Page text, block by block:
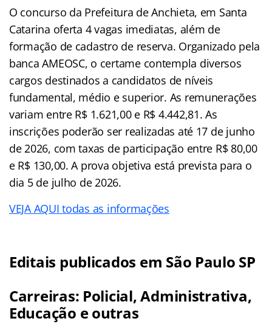
O concurso da Prefeitura de Anchieta, em Santa
Catarina oferta 4 vagas imediatas, além de
formação de cadastro de reserva. Organizado pela
banca AMEOSC, o certame contempla diversos
cargos destinados a candidatos de níveis
fundamental, médio e superior. As remunerações
variam entre R$ 1.621,00 e R$ 4.442,81. As
inscrições poderão ser realizadas até 17 de junho
de 2026, com taxas de participação entre R$ 80,00
e R$ 130,00. A prova objetiva está prevista para o
dia 5 de julho de 2026.
VEJA AQUI todas as informações
Editais publicados em São Paulo SP
Carreiras: Policial, Administrativa,
Educação e outras